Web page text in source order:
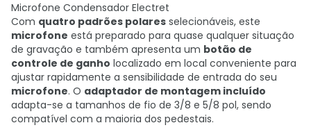
Microfone Condensador Electret
Com quatro padrões polares selecionáveis, este
microfone está preparado para quase qualquer situação
de gravação e também apresenta um botão de
controle de ganho localizado em local conveniente para
ajustar rapidamente a sensibilidade de entrada do seu
microfone. O adaptador de montagem incluído
adapta-se a tamanhos de fio de 3/8 e 5/8 pol, sendo
compatível com a maioria dos pedestais.